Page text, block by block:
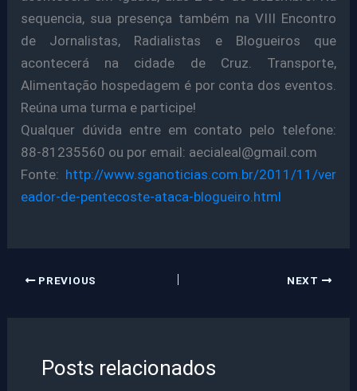
sequencia, sua presença também na VIII Encontro
de Jornalistas, Radialistas e Blogueiros que
acontecerá na cidade de Cruz. Transporte,
Alimentação hospedagem é por conta dos eventos.
Reúna uma turma e participe!
Qualquer dúvida entre em contato pelo telefone:
88-81235560 ou por email: aecialeal@gmail.com
Fonte: http://www.sganoticias.com.br/2011/11/ver
eador-de-pentecoste-ataca-blogueiro.html
PREVIOUS NEXT
Posts relacionados